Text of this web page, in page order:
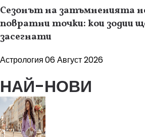
Сезонът на затъмненията
повратни точки: кои зодии
засегнати
Астрология06 Август 2026
НАЙ-НОВИ